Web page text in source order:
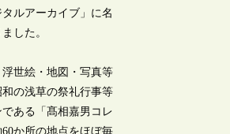
タルアーカイブ」に名
した。
世絵・地図・写真等
の浅草の祭礼行事等
ある「髙相嘉男コレ
か所の地点をほぼ毎